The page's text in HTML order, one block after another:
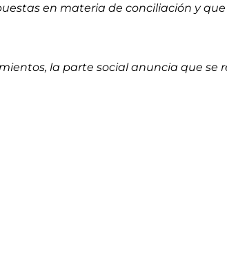
en materia de conciliación y
la parte social anuncia que se